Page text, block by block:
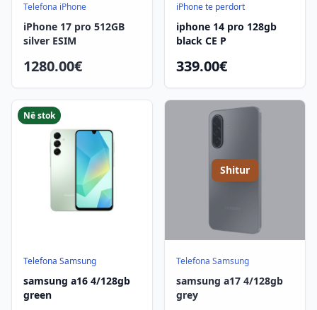
Telefona iPhone
iPhone 17 pro 512GB
silver ESIM
1280.00€
iPhone te perdort
iphone 14 pro 128gb
black CE P
339.00€
Telefona Samsung
samsung a16 4/128gb
green
Në stok
Shitur
Telefona Samsung
samsung a17 4/128gb
grey